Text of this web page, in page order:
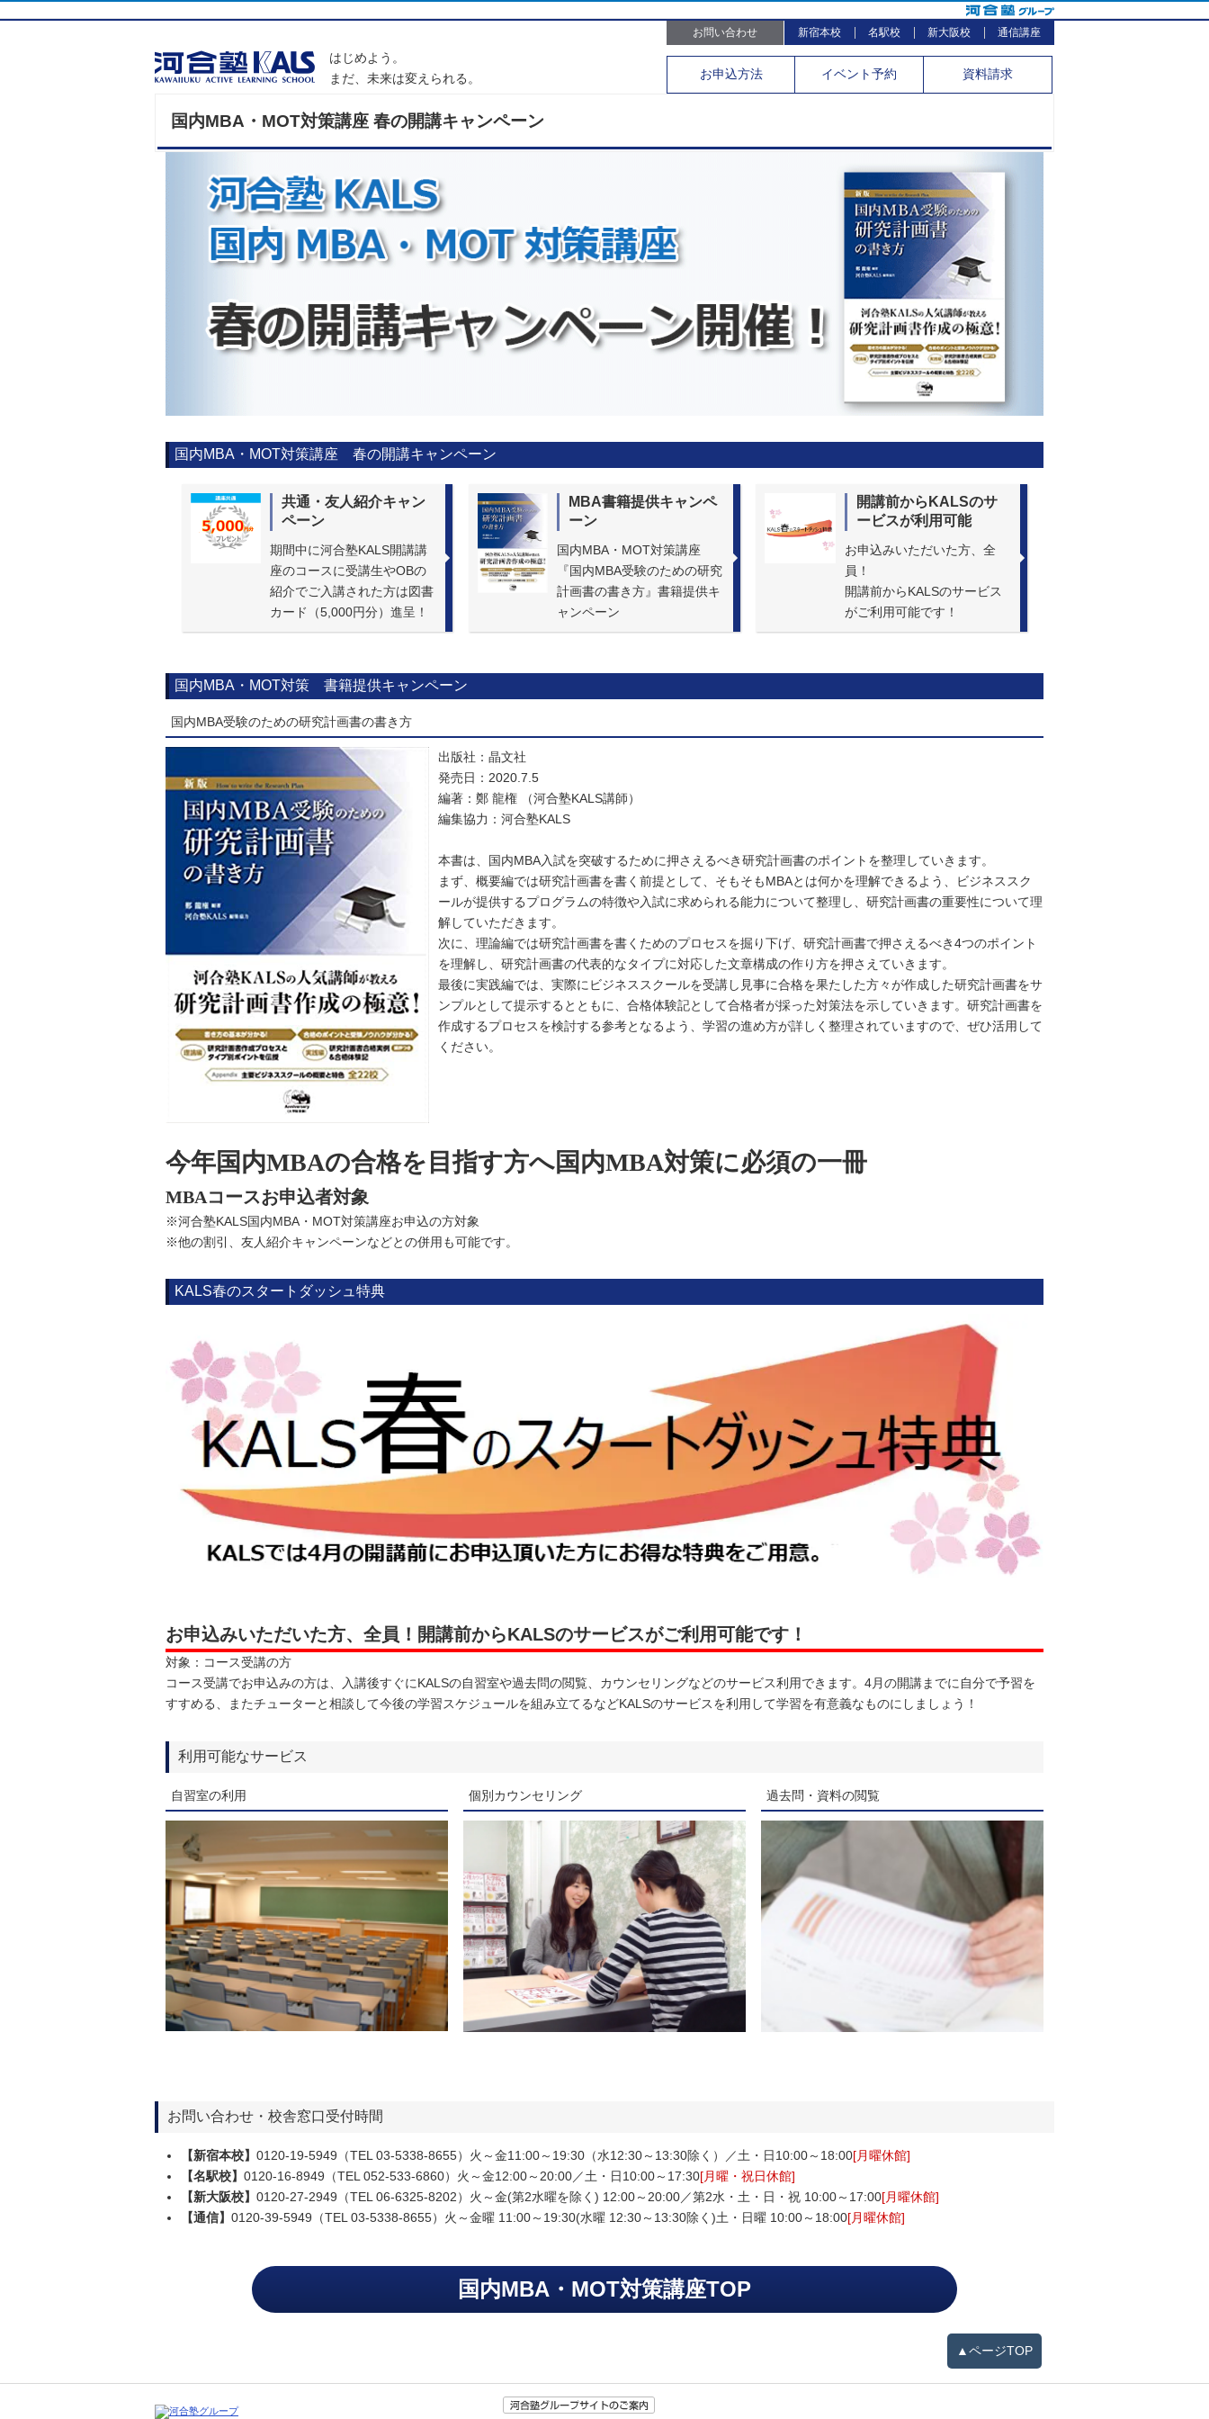
はじめよう。
まだ、未来は変えられる。
新宿本校 名駅校 新大阪校 通信講座
お問い合わせ
お申込方法 イベント予約 資料請求
国内MBA・MOT対策講座 春の開講キャンペーン
国内MBA・MOT対策講座 春の開講キャンペーン
共通・友人紹介キャン
ペーン
期間中に河合塾KALS開講講
座のコースに受講生やOBの
紹介でご入講された方は図書
カード（5,000円分）進呈！
MBA書籍提供キャンペ
ーン
国内MBA・MOT対策講座
『国内MBA受験のための研究
計画書の書き方』書籍提供キ
ャンペーン
開講前からKALSのサ
ービスが利用可能
お申込みいただいた方、全
員！
開講前からKALSのサービス
がご利用可能です！
国内MBA・MOT対策 書籍提供キャンペーン
国内MBA受験のための研究計画書の書き方
出版社：晶文社
発売日：2020.7.5
編著：鄭 龍権 （河合塾KALS講師）
編集協力：河合塾KALS
本書は、国内MBA入試を突破するために押さえるべき研究計画書のポイントを整理していきます。
まず、概要編では研究計画書を書く前提として、そもそもMBAとは何かを理解できるよう、ビジネススク
ールが提供するプログラムの特徴や入試に求められる能力について整理し、研究計画書の重要性について理
解していただきます。
次に、理論編では研究計画書を書くためのプロセスを掘り下げ、研究計画書で押さえるべき4つのポイント
を理解し、研究計画書の代表的なタイプに対応した文章構成の作り方を押さえていきます。
最後に実践編では、実際にビジネススクールを受講し見事に合格を果たした方々が作成した研究計画書をサ
ンプルとして提示するとともに、合格体験記として合格者が採った対策法を示していきます。研究計画書を
作成するプロセスを検討する参考となるよう、学習の進め方が詳しく整理されていますので、ぜひ活用して
ください。
今年国内MBAの合格を目指す方へ国内MBA対策に必須の一冊
MBAコースお申込者対象
※河合塾KALS国内MBA・MOT対策講座お申込の方対象
※他の割引、友人紹介キャンペーンなどとの併用も可能です。
KALS春のスタートダッシュ特典
お申込みいただいた方、全員！開講前からKALSのサービスがご利用可能です！
対象：コース受講の方
コース受講でお申込みの方は、入講後すぐにKALSの自習室や過去問の閲覧、カウンセリングなどのサービス利用できます。4月の開講までに自分で予習を
すすめる、またチューターと相談して今後の学習スケジュールを組み立てるなどKALSのサービスを利用して学習を有意義なものにしましょう！
利用可能なサービス
自習室の利用 個別カウンセリング 過去問・資料の閲覧
お問い合わせ・校舎窓口受付時間
【新宿本校】 0120-19-5949（TEL 03-5338-8655）火～金11:00～19:30（水12:30～13:30除く）／土・日10:00～18:00[月曜休館]
【名駅校】 0120-16-8949（TEL 052-533-6860）火～金12:00～20:00／土・日10:00～17:30[月曜・祝日休館]
【新大阪校】 0120-27-2949（TEL 06-6325-8202）火～金(第2水曜を除く) 12:00～20:00／第2水・土・日・祝 10:00～17:00[月曜休館]
【通信】 0120-39-5949（TEL 03-5338-8655）火～金曜 11:00～19:30(水曜 12:30～13:30除く)土・日曜 10:00～18:00[月曜休館]
国内MBA・MOT対策講座TOP
▲ページTOP